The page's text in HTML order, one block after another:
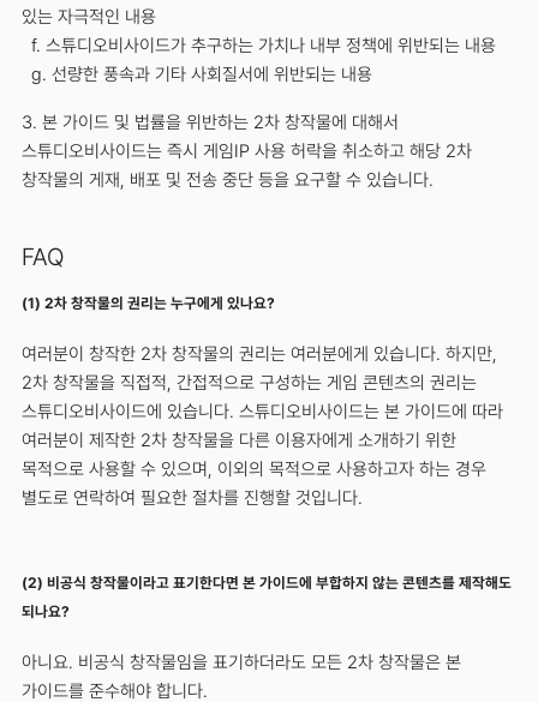
있는 자극적인 내용
f. 스튜디오비사이드가 추구하는 가치나 내부 정책에 위반되는 내용
g. 선량한 풍속과 기타 사회질서에 위반되는 내용
3. 본 가이드 및 법률을 위반하는 2차 창작물에 대해서
스튜디오비사이드는 즉시 게임IP 사용 허락을 취소하고 해당 2차
창작물의 게재, 배포 및 전송 중단 등을 요구할 수 있습니다.
FAQ
(1) 2차 창작물의 권리는 누구에게 있나요?
여러분이 창작한 2차 창작물의 권리는 여러분에게 있습니다. 하지만,
2차 창작물을 직접적, 간접적으로 구성하는 게임 콘텐츠의 권리는
스튜디오비사이드에 있습니다. 스튜디오비사이드는 본 가이드에 따라
여러분이 제작한 2차 창작물을 다른 이용자에게 소개하기 위한
목적으로 사용할 수 있으며, 이외의 목적으로 사용하고자 하는 경우
별도로 연락하여 필요한 절차를 진행할 것입니다.
(2) 비공식 창작물이라고 표기한다면 본 가이드에 부합하지 않는 콘텐츠를 제작해도
되나요?
아니요. 비공식 창작물임을 표기하더라도 모든 2차 창작물은 본
가이드를 준수해야 합니다.